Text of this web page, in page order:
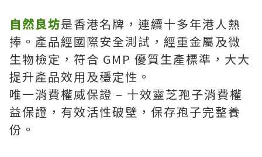
自然良坊是香港名牌，連續十多年港人熱
捧。產品經國際安全測試，經重金屬及微
生物檢定，符合 GMP 優質生產標準，大大
提升產品效用及穩定性。
唯一消費權威保證 – 十效靈芝孢子消費權
益保證，有效活性破壁，保存孢子完整養
份。